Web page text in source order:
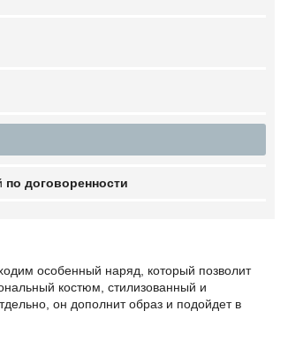
по договоренности
особенный наряд, который позволит
костюм, стилизованный и
он дополнит образ и подойдет в